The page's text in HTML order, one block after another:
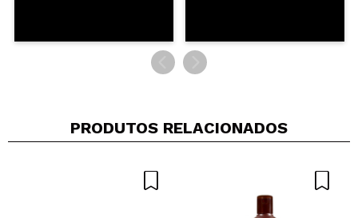
PRODUTOS RELACIONADOS